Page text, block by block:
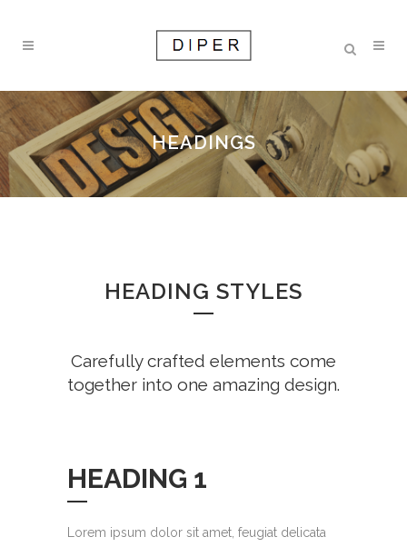
HEADINGS
HEADING STYLES
Carefully crafted elements come
together into one amazing design.
HEADING 1
Lorem ipsum dolor sit amet, feugiat delicata